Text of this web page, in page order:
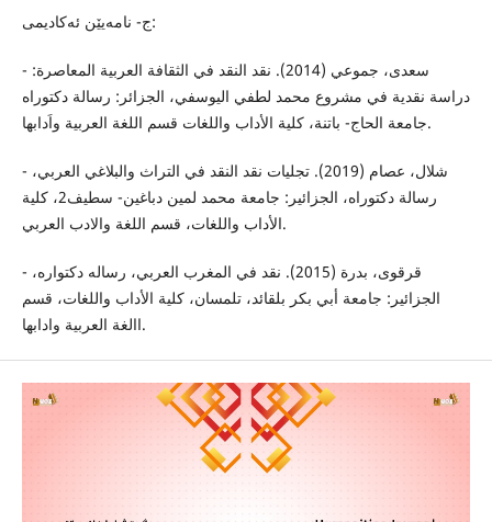
ج- نامەیێن ئەکادیمى:
- سعدى، جموعي (2014). نقد النقد في الثقافة العربية المعاصرة:
دراسة نقدية في مشروع محمد لطفي اليوسفي، الجزائر: رسالة دكتوراه
جامعة الحاج- باتنة، كلية الأداب واللغات قسم اللغة العربية واَدابها.
- شلال، عصام (2019). تجليات نقد النقد في التراث والبلاغي العربي،
رسالة دكتوراە، الجزائير: جامعة محمد لمين دباغين- سطيف2، كلية
الأداب واللغات، قسم اللغة والادب العربي.
- قرقوى، بدرة (2015). نقد في المغرب العربي، رسالە دکتوارە،
الجزائیر: جامعة أبي بكر بلقائد، تلمسان، كلية الأداب واللغات، قسم
االغة العربية وادابها.